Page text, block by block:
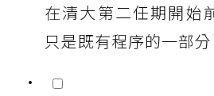
在清大第二任期開始
只是既有程序的一部分